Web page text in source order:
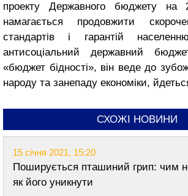
проекту Державного бюджету на
намагається продовжити
стандартів і гарантій
антисоціальний державний
«бюджет бідності», він веде до
народу та занепаду економіки,
СХОЖІ НОВИНИ
15 січня 2021, 15:20
Поширується пташиний грип: чим
як його уникнути